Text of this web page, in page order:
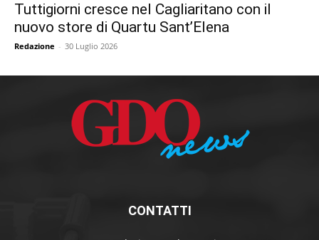
Tuttigiorni cresce nel Cagliaritano con il
nuovo store di Quartu Sant’Elena
Redazione - 30 Luglio 2026
CONTATTI